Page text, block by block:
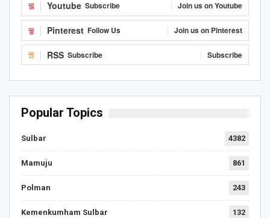
Youtube Subscribe Join us on Youtube
Pinterest Follow Us Join us on Pinterest
RSS Subscribe Subscribe
Popular Topics
Sulbar 4382
Mamuju 861
Polman 243
Kemenkumham Sulbar 132